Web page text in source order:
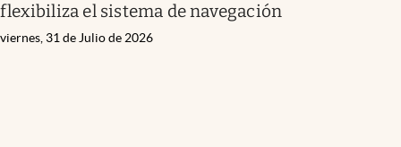
flexibiliza el sistema de navegación
viernes, 31 de Julio de 2026